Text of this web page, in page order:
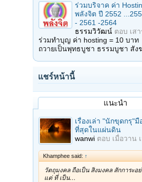
ร่วมบริจาค ค่า
พลังจิต ปี 2552
- 2561 -2564
ธรรมวิวัฒน์ ตอบ เส
ร่วมทำบุญ ค่า hosting = 10 บาท
ถวายเป็นพุทธบูชา ธรรมบูชา สัง
แชร์หน้านี้
แนะนำ
เรื่องเล่า "นักขุดกรุ"
ที่สุดในแผ่นดิน
wanwi ตอบ เมื่อวาน
Khamphee said: ↑
วัตถุมงคล ถือเป็น สิ่งมงคล สักการะอ
แต่ ที่ เป็น…